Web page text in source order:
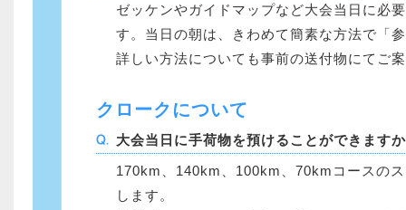
ゼッケンやガイドマップなど大会当日に必
す。当日の朝は、きわめて簡素な方法で「
詳しい方法についても事前の送付物にてご
クロークについて
大会当日に手荷物を預けることができます
170km、140km、100km、70kmコースの
します。